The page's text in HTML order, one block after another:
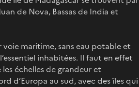
de Nova, Bassas de India et
maritime, sans eau potable et
inhabitées. Il faut en effet
échelles de grandeur et
d’Europa au sud, avec des îles qui